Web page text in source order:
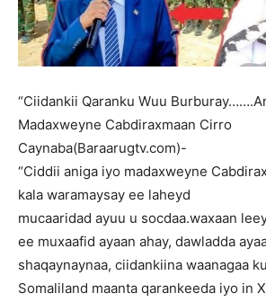
“Ciidankii Qaranku Wuu
Madaxweyne Cabdiraxmaan Cirro
Caynaba(Baraarugtv.com)-
“Ciddii aniga iyo madaxweyne
kala waramaysay ee laheyd
mucaaridad ayuu u socdaa.waxaan
ee muxaafid ayaan ahay, dawladda
shaqaynaynaa, ciidankiina waanagaa
Somaliland maanta qarankeeda iyo in